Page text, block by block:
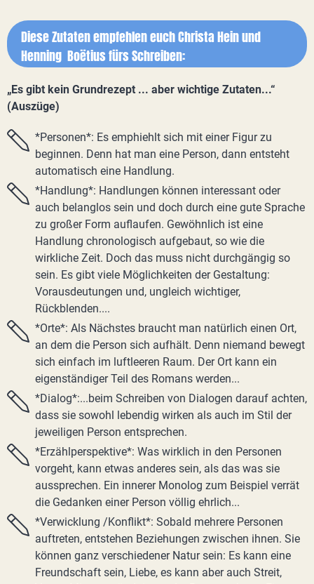
Diese Zutaten empfehlen euch Christa Hein und
Henning Boëtius fürs Schreiben:
„Es gibt kein Grundrezept ... aber wichtige Zutaten...“
(Auszüge)
*Personen*: Es emphiehlt sich mit einer Figur zu
beginnen. Denn hat man eine Person, dann entsteht
automatisch eine Handlung.
*Handlung*: Handlungen können interessant oder
auch belanglos sein und doch durch eine gute Sprache
zu großer Form auflaufen. Gewöhnlich ist eine
Handlung chronologisch aufgebaut, so wie die
wirkliche Zeit. Doch das muss nicht durchgängig so
sein. Es gibt viele Möglichkeiten der Gestaltung:
Vorausdeutungen und, ungleich wichtiger,
Rückblenden....
*Orte*: Als Nächstes braucht man natürlich einen Ort,
an dem die Person sich aufhält. Denn niemand bewegt
sich einfach im luftleeren Raum. Der Ort kann ein
eigenständiger Teil des Romans werden...
*Dialog*:...beim Schreiben von Dialogen darauf achten,
dass sie sowohl lebendig wirken als auch im Stil der
jeweiligen Person entsprechen.
*Erzählperspektive*: Was wirklich in den Personen
vorgeht, kann etwas anderes sein, als das was sie
aussprechen. Ein innerer Monolog zum Beispiel verrät
die Gedanken einer Person völlig ehrlich...
*Verwicklung /Konflikt*: Sobald mehrere Personen
auftreten, entstehen Beziehungen zwischen ihnen. Sie
können ganz verschiedener Natur sein: Es kann eine
Freundschaft sein, Liebe, es kann aber auch Streit,